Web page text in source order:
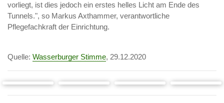
vorliegt, ist dies jedoch ein erstes helles Licht am Ende des
Tunnels.", so Markus Axthammer, verantwortliche
Pflegefachkraft der Einrichtung.
Quelle: Wasserburger Stimme, 29.12.2020